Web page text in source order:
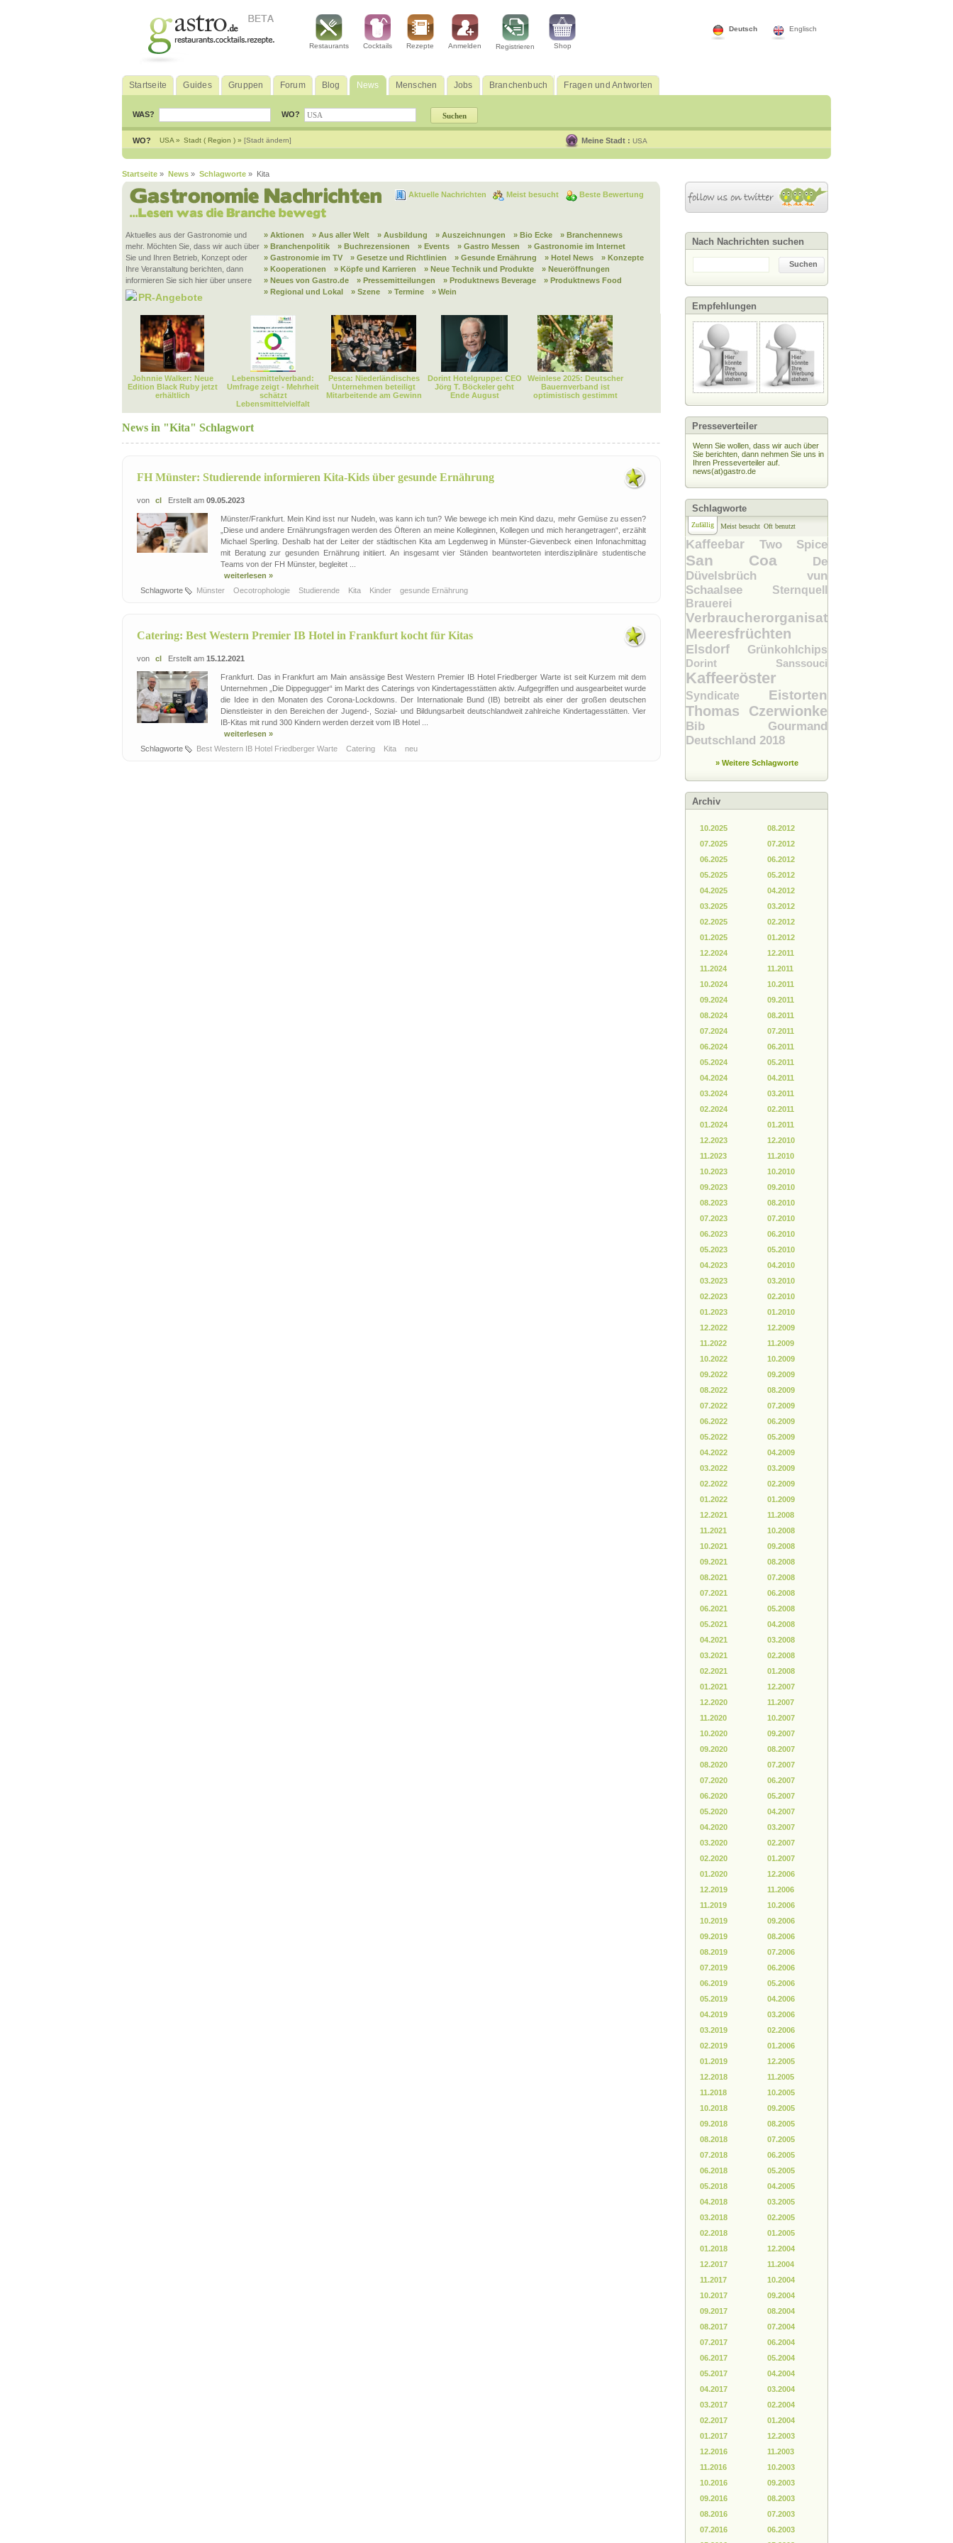
Englisch
Deutsch
Restaurants Cocktails Rezepte Anmelden Registrieren Shop
Startseite Guides Gruppen Forum Blog News Menschen Jobs Branchenbuch Fragen und Antworten
WAS? WO?
WO? USA » Stadt ( Region ) » [Stadt ändern] Meine Stadt : USA
Startseite » News » Schlagworte » Kita
Aktuelle Nachrichten Meist besucht Beste Bewertung
Aktuelles aus der Gastronomie und
mehr. Möchten Sie, dass wir auch über
Sie und Ihren Betrieb, Konzept oder
Ihre Veranstaltung berichten, dann
informieren Sie sich hier über unsere
PR-Angebote
» Aktionen » Aus aller Welt » Ausbildung » Auszeichnungen » Bio Ecke
» Branchennews
» Branchenpolitik
» Buchrezensionen » Events » Gastro Messen
» Gastronomie im Internet
» Gastronomie im TV
» Gesetze und Richtlinien » Gesunde Ernährung » Hotel News
» Konzepte
» Kooperationen
» Köpfe und Karrieren » Neue Technik und Produkte
» Neueröffnungen
» Neues von Gastro.de
» Pressemitteilungen » Produktnews Beverage
» Produktnews Food
» Regional und Lokal
» Szene » Termine » Wein
Johnnie Walker: Neue
Edition Black Ruby jetzt
erhältlich
Lebensmittelverband:
Umfrage zeigt - Mehrheit
schätzt
Lebensmittelvielfalt
Pesca: Niederländisches
Unternehmen beteiligt
Mitarbeitende am Gewinn
Dorint Hotelgruppe: CEO
Jörg T. Böckeler geht
Ende August
Weinlese 2025: Deutscher
Bauernverband ist
optimistisch gestimmt
News in "Kita" Schlagwort
FH Münster: Studierende informieren Kita-Kids über gesunde Ernährung
von cl Erstellt am 09.05.2023
Münster/Frankfurt. Mein Kind isst nur Nudeln, was kann ich tun? Wie bewege ich mein Kind dazu, mehr Gemüse zu essen?
„Diese und andere Ernährungsfragen werden des Öfteren an meine Kolleginnen, Kollegen und mich herangetragen“, erzählt
Michael Sperling. Deshalb hat der Leiter der städtischen Kita am Legdenweg in Münster-Gievenbeck einen Infonachmittag
mit Beratung zur gesunden Ernährung initiiert. An insgesamt vier Ständen beantworteten interdisziplinäre studentische
Teams von der FH Münster, begleitet ...
weiterlesen »
Schlagworte
Münster Oecotrophologie Studierende Kita Kinder gesunde Ernährung
Catering: Best Western Premier IB Hotel in Frankfurt kocht für Kitas
von cl Erstellt am 15.12.2021
Frankfurt. Das in Frankfurt am Main ansässige Best Western Premier IB Hotel Friedberger Warte ist seit Kurzem mit dem
Unternehmen „Die Dippegugger“ im Markt des Caterings von Kindertagesstätten aktiv. Aufgegriffen und ausgearbeitet wurde
die Idee in den Monaten des Corona-Lockdowns. Der Internationale Bund (IB) betreibt als einer der großen deutschen
Dienstleister in den Bereichen der Jugend-, Sozial- und Bildungsarbeit deutschlandweit zahlreiche Kindertagesstätten. Vier
IB-Kitas mit rund 300 Kindern werden derzeit vom IB Hotel ...
weiterlesen »
Schlagworte
Best Western IB Hotel Friedberger Warte Catering Kita neu
Nach Nachrichten suchen
Suchen
Empfehlungen
Presseverteiler
Wenn Sie wollen, dass wir auch über
Sie berichten, dann nehmen Sie uns in
Ihren Presseverteiler auf.
news(at)gastro.de
Schlagworte
Zufällig Meist besucht Oft benutzt
Kaffeebar Two Spice
San Coa
De
Düvelsbrüch vun
Schaalsee
Sternquell
Brauerei
Verbraucherorganisation
Meeresfrüchten
Elsdorf
Grünkohlchips
Dorint Sanssouci
Kaffeeröster
Syndicate Eistorten
Thomas Czerwionke
Bib Gourmand
Deutschland 2018
» Weitere Schlagworte
Archiv
10.2025
07.2025
06.2025
05.2025
04.2025
03.2025
02.2025
01.2025
12.2024
11.2024
10.2024
09.2024
08.2024
07.2024
06.2024
05.2024
04.2024
03.2024
02.2024
01.2024
12.2023
11.2023
10.2023
09.2023
08.2023
07.2023
06.2023
05.2023
04.2023
03.2023
02.2023
01.2023
12.2022
11.2022
10.2022
09.2022
08.2022
07.2022
06.2022
05.2022
04.2022
03.2022
02.2022
01.2022
12.2021
11.2021
10.2021
09.2021
08.2021
07.2021
06.2021
05.2021
04.2021
03.2021
02.2021
01.2021
12.2020
11.2020
10.2020
09.2020
08.2020
07.2020
06.2020
05.2020
04.2020
03.2020
02.2020
01.2020
12.2019
11.2019
10.2019
09.2019
08.2019
07.2019
06.2019
05.2019
04.2019
03.2019
02.2019
01.2019
12.2018
11.2018
10.2018
09.2018
08.2018
07.2018
06.2018
05.2018
04.2018
03.2018
02.2018
01.2018
12.2017
11.2017
10.2017
09.2017
08.2017
07.2017
06.2017
05.2017
04.2017
03.2017
02.2017
01.2017
12.2016
11.2016
10.2016
09.2016
08.2016
07.2016
08.2012
07.2012
06.2012
05.2012
04.2012
03.2012
02.2012
01.2012
12.2011
11.2011
10.2011
09.2011
08.2011
07.2011
06.2011
05.2011
04.2011
03.2011
02.2011
01.2011
12.2010
11.2010
10.2010
09.2010
08.2010
07.2010
06.2010
05.2010
04.2010
03.2010
02.2010
01.2010
12.2009
11.2009
10.2009
09.2009
08.2009
07.2009
06.2009
05.2009
04.2009
03.2009
02.2009
01.2009
11.2008
10.2008
09.2008
08.2008
07.2008
06.2008
05.2008
04.2008
03.2008
02.2008
01.2008
12.2007
11.2007
10.2007
09.2007
08.2007
07.2007
06.2007
05.2007
04.2007
03.2007
02.2007
01.2007
12.2006
11.2006
10.2006
09.2006
08.2006
07.2006
06.2006
05.2006
04.2006
03.2006
02.2006
01.2006
12.2005
11.2005
10.2005
09.2005
08.2005
07.2005
06.2005
05.2005
04.2005
03.2005
02.2005
01.2005
12.2004
11.2004
10.2004
09.2004
08.2004
07.2004
06.2004
05.2004
04.2004
03.2004
02.2004
01.2004
12.2003
11.2003
10.2003
09.2003
08.2003
07.2003
06.2003